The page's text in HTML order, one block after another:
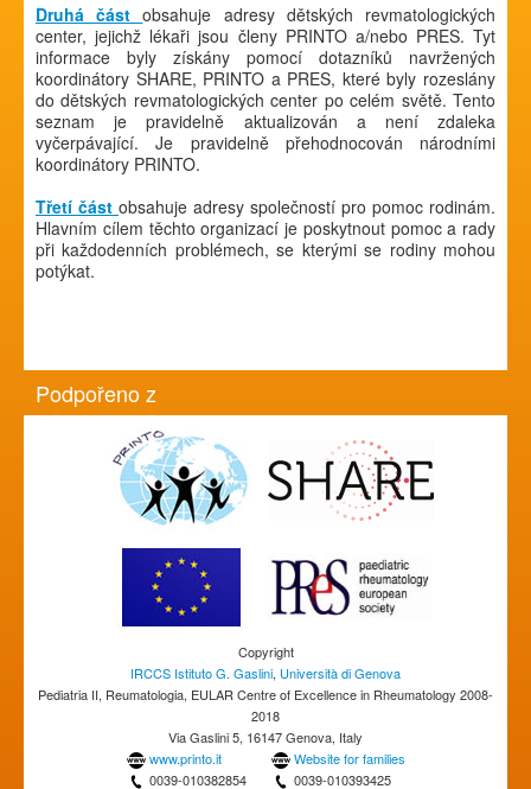
Druhá částobsahuje adresy dětských revmatologických
center, jejichž lékaři jsou členy PRINTO a/nebo PRES. Tyt
informace byly získány pomocí dotazníků navržených
koordinátory SHARE, PRINTO a PRES, které byly rozeslány
do dětských revmatologických center po celém světě. Tento
seznam je pravidelně aktualizován a není zdaleka
vyčerpávající. Je pravidelně přehodnocován národními
koordinátory PRINTO.
Třetí část obsahuje adresy společností pro pomoc rodinám.
Hlavním cílem těchto organizací je poskytnout pomoc a rady
při každodenních problémech, se kterými se rodiny mohou
potýkat.
Podpořeno z
Copyright
IRCCS Istituto G. Gaslini, Università di Genova
Pediatria II, Reumatologia, EULAR Centre of Excellence in Rheumatology 2008-
2018
Via Gaslini 5, 16147 Genova, Italy
www.printo.it
Website for families
0039-010382854
0039-010393425